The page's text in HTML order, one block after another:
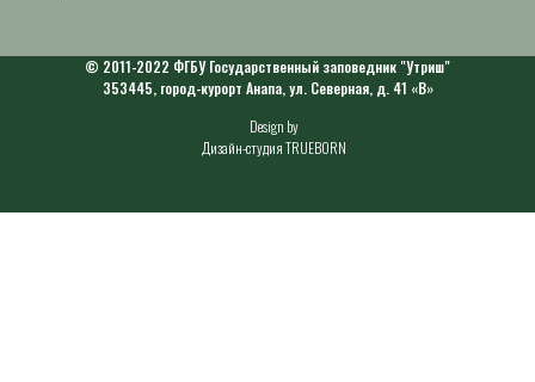
© 2011-2022 ФГБУ Государственный заповедник "Утриш"
353445, город-курорт Анапа, ул. Северная, д. 41 «В»
Design by
Дизайн-студия TRUEBORN